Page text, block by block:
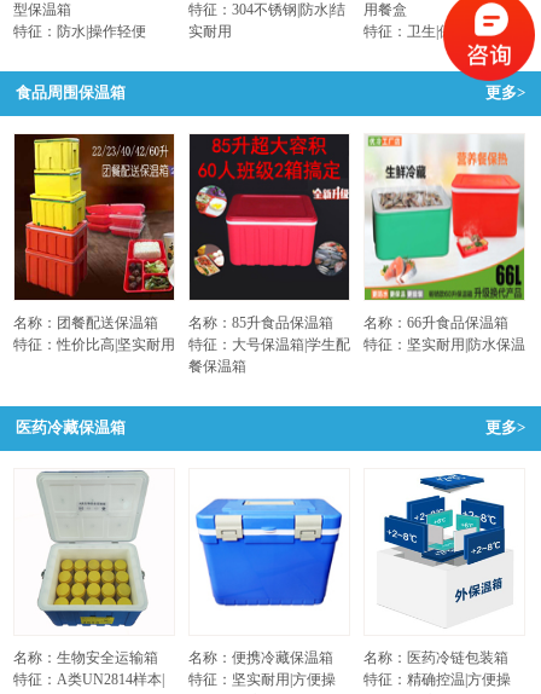
型保温箱
特征：防水|操作轻便
特征：304不锈钢|防水|结
实耐用
用餐盒
特征：卫生|保温不烫手
食品周围保温箱 更多>
名称：团餐配送保温箱
特征：性价比高|坚实耐用
名称：85升食品保温箱
特征：大号保温箱|学生配
餐保温箱
名称：66升食品保温箱
特征：坚实耐用|防水保温
医药冷藏保温箱 更多>
名称：生物安全运输箱
特征：A类UN2814样本|
名称：便携冷藏保温箱
特征：坚实耐用|方便操
名称：医药冷链包装箱
特征：精确控温|方便操